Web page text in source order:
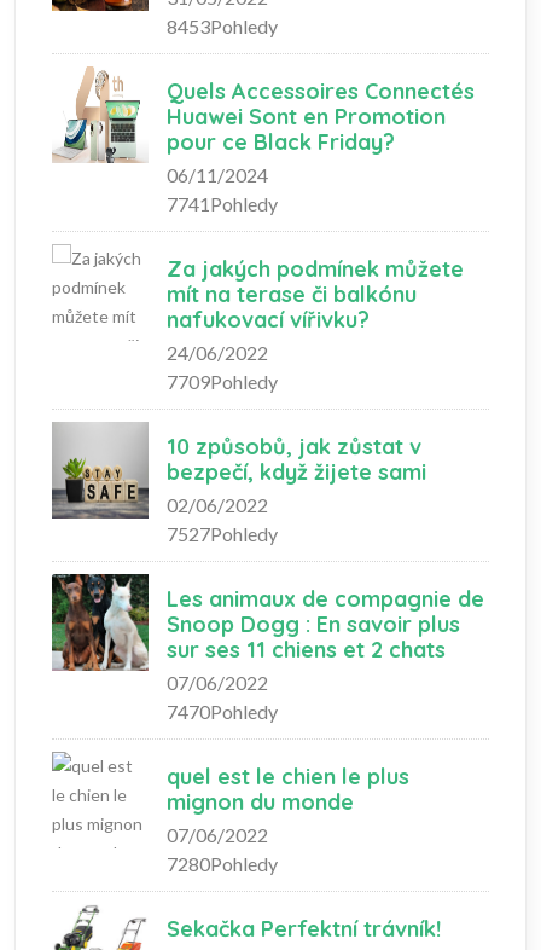
8453Pohledy
Quels Accessoires Connectés
Huawei Sont en Promotion
pour ce Black Friday?
06/11/2024
7741Pohledy
Za jakých podmínek můžete
mít na terase či balkónu
nafukovací vířivku?
24/06/2022
7709Pohledy
10 způsobů, jak zůstat v
bezpečí, když žijete sami
02/06/2022
7527Pohledy
Les animaux de compagnie de
Snoop Dogg : En savoir plus
sur ses 11 chiens et 2 chats
07/06/2022
7470Pohledy
quel est le chien le plus
mignon du monde
07/06/2022
7280Pohledy
Sekačka Perfektní trávník!